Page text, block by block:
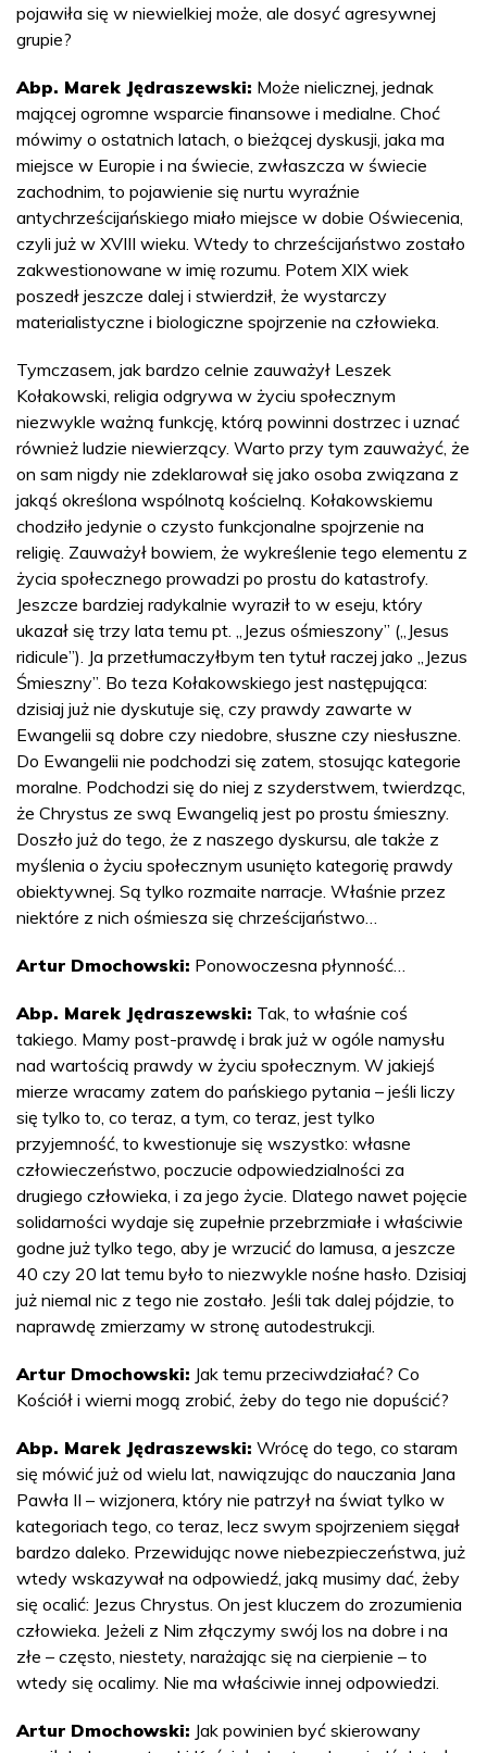
pojawiła się w niewielkiej może, ale dosyć agresywnej
grupie?
Abp. Marek Jędraszewski: Może nielicznej, jednak
mającej ogromne wsparcie finansowe i medialne. Choć
mówimy o ostatnich latach, o bieżącej dyskusji, jaka ma
miejsce w Europie i na świecie, zwłaszcza w świecie
zachodnim, to pojawienie się nurtu wyraźnie
antychrześcijańskiego miało miejsce w dobie Oświecenia,
czyli już w XVIII wieku. Wtedy to chrześcijaństwo zostało
zakwestionowane w imię rozumu. Potem XIX wiek
poszedł jeszcze dalej i stwierdził, że wystarczy
materialistyczne i biologiczne spojrzenie na człowieka.
Tymczasem, jak bardzo celnie zauważył Leszek
Kołakowski, religia odgrywa w życiu społecznym
niezwykle ważną funkcję, którą powinni dostrzec i uznać
również ludzie niewierzący. Warto przy tym zauważyć, że
on sam nigdy nie zdeklarował się jako osoba związana z
jakąś określona wspólnotą kościelną. Kołakowskiemu
chodziło jedynie o czysto funkcjonalne spojrzenie na
religię. Zauważył bowiem, że wykreślenie tego elementu z
życia społecznego prowadzi po prostu do katastrofy.
Jeszcze bardziej radykalnie wyraził to w eseju, który
ukazał się trzy lata temu pt. „Jezus ośmieszony” („Jesus
ridicule”). Ja przetłumaczyłbym ten tytuł raczej jako „Jezus
Śmieszny”. Bo teza Kołakowskiego jest następująca:
dzisiaj już nie dyskutuje się, czy prawdy zawarte w
Ewangelii są dobre czy niedobre, słuszne czy niesłuszne.
Do Ewangelii nie podchodzi się zatem, stosując kategorie
moralne. Podchodzi się do niej z szyderstwem, twierdząc,
że Chrystus ze swą Ewangelią jest po prostu śmieszny.
Doszło już do tego, że z naszego dyskursu, ale także z
myślenia o życiu społecznym usunięto kategorię prawdy
obiektywnej. Są tylko rozmaite narracje. Właśnie przez
niektóre z nich ośmiesza się chrześcijaństwo…
Artur Dmochowski: Ponowoczesna płynność…
Abp. Marek Jędraszewski: Tak, to właśnie coś
takiego. Mamy post-prawdę i brak już w ogóle namysłu
nad wartością prawdy w życiu społecznym. W jakiejś
mierze wracamy zatem do pańskiego pytania – jeśli liczy
się tylko to, co teraz, a tym, co teraz, jest tylko
przyjemność, to kwestionuje się wszystko: własne
człowieczeństwo, poczucie odpowiedzialności za
drugiego człowieka, i za jego życie. Dlatego nawet pojęcie
solidarności wydaje się zupełnie przebrzmiałe i właściwie
godne już tylko tego, aby je wrzucić do lamusa, a jeszcze
40 czy 20 lat temu było to niezwykle nośne hasło. Dzisiaj
już niemal nic z tego nie zostało. Jeśli tak dalej pójdzie, to
naprawdę zmierzamy w stronę autodestrukcji.
Artur Dmochowski: Jak temu przeciwdziałać? Co
Kościół i wierni mogą zrobić, żeby do tego nie dopuścić?
Abp. Marek Jędraszewski: Wrócę do tego, co staram
się mówić już od wielu lat, nawiązując do nauczania Jana
Pawła II – wizjonera, który nie patrzył na świat tylko w
kategoriach tego, co teraz, lecz swym spojrzeniem sięgał
bardzo daleko. Przewidując nowe niebezpieczeństwa, już
wtedy wskazywał na odpowiedź, jaką musimy dać, żeby
się ocalić: Jezus Chrystus. On jest kluczem do zrozumienia
człowieka. Jeżeli z Nim złączymy swój los na dobre i na
złe – często, niestety, narażając się na cierpienie – to
wtedy się ocalimy. Nie ma właściwie innej odpowiedzi.
Artur Dmochowski: Jak powinien być skierowany